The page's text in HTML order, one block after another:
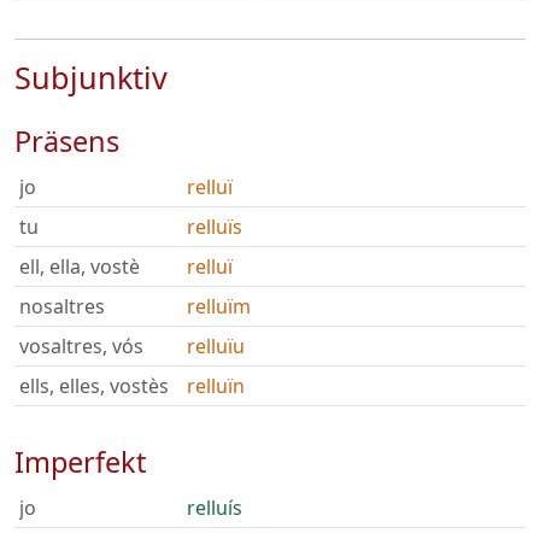
Subjunktiv
Präsens
jo
relluï
tu
relluïs
ell, ella, vostè
relluï
nosaltres
relluïm
vosaltres, vós
relluïu
ells, elles, vostès
relluïn
Imperfekt
jo
relluís